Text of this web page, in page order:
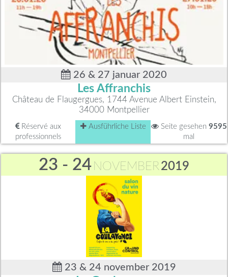
26 & 27 januar 2020
Les Affranchis
Château de Flaugergues, 1744 Avenue Albert Einstein,
34000 Montpellier
Réservé aux
professionnels
Ausführliche Liste Seite gesehen 9595
mal
23 - 24 NOVEMBER2019
23 & 24 november 2019